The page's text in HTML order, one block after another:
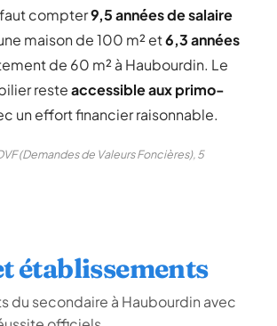
compter9,5 années de salaire
maison de 100 m² et6,3 années
de 60 m² à Haubourdin. Le
resteaccessible aux primo-
un effort financier raisonnable.
(Demandes de Valeurs Foncières), 5
établissements
du secondaire à Haubourdin avec